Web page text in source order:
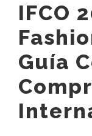
IFCO
Guía